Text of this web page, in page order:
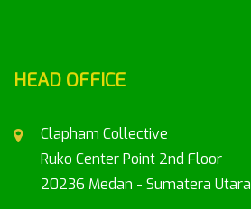
HEAD OFFICE
Clapham Collective
Ruko Center Point 2nd Floor
20236 Medan - Sumatera Utara